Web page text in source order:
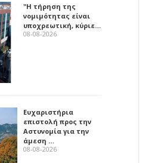
"Η τήρηση της
νομιμότητας είναι
υποχρεωτική, κύριε…
08-08-2026
Ευχαριστήρια
επιστολή προς την
Αστυνομία για την
άμεση …
08-08-2026